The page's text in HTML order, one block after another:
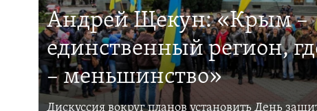
Андрей Щекун: «Крым –
единственный регион,
– меньшинство»
Дискуссия вокруг планов установить День